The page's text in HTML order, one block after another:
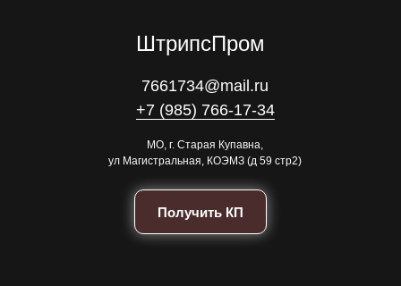
ШтрипсПром
7661734@mail.ru
+7 (985) 766-17-34
МО, г. Старая Купавна,
ул Магистральная, КОЭМЗ (д 59 стр2)
Получить КП